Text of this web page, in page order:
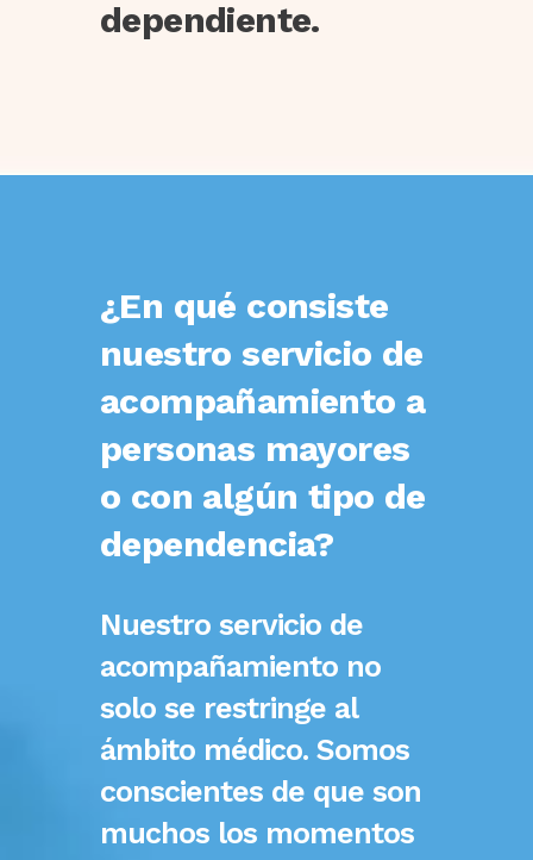
dependiente.
¿En qué consiste
nuestro servicio de
acompañamiento a
personas mayores
o con algún tipo de
dependencia?
Nuestro servicio de
acompañamiento no
solo se restringe al
ámbito médico. Somos
conscientes de que son
muchos los momentos